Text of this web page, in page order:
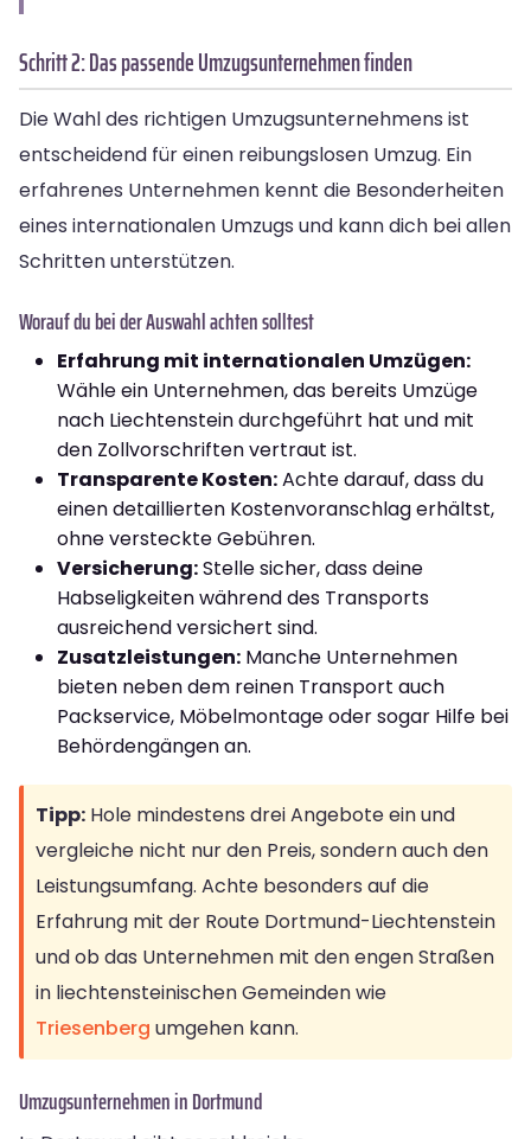
Schritt 2: Das passende Umzugsunternehmen finden
Die Wahl des richtigen Umzugsunternehmens ist
entscheidend für einen reibungslosen Umzug. Ein
erfahrenes Unternehmen kennt die Besonderheiten
eines internationalen Umzugs und kann dich bei allen
Schritten unterstützen.
Worauf du bei der Auswahl achten solltest
Erfahrung mit internationalen Umzügen:
Wähle ein Unternehmen, das bereits Umzüge
nach Liechtenstein durchgeführt hat und mit
den Zollvorschriften vertraut ist.
Transparente Kosten:Achte darauf, dass du
einen detaillierten Kostenvoranschlag erhältst,
ohne versteckte Gebühren.
Versicherung:Stelle sicher, dass deine
Habseligkeiten während des Transports
ausreichend versichert sind.
Zusatzleistungen: Manche Unternehmen
bieten neben dem reinen Transport auch
Packservice, Möbelmontage oder sogar Hilfe bei
Behördengängen an.
Tipp: Hole mindestens drei Angebote ein und
vergleiche nicht nur den Preis, sondern auch den
Leistungsumfang. Achte besonders auf die
Erfahrung mit der Route Dortmund-Liechtenstein
und ob das Unternehmen mit den engen Straßen
in liechtensteinischen Gemeinden wie
Triesenberg umgehen kann.
Umzugsunternehmen in Dortmund